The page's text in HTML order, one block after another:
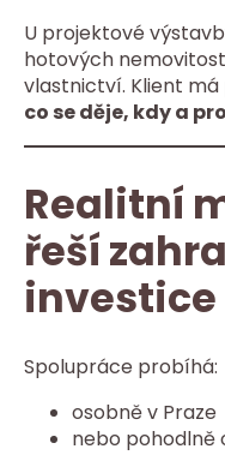
U projektové
hotových
vlastnictví. Klient
co se děje, kdy a
Realitní
řeší
Spolupráce probíhá:
osobně v Praze
nebo pohodlně